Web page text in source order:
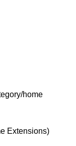
home
Extensions)